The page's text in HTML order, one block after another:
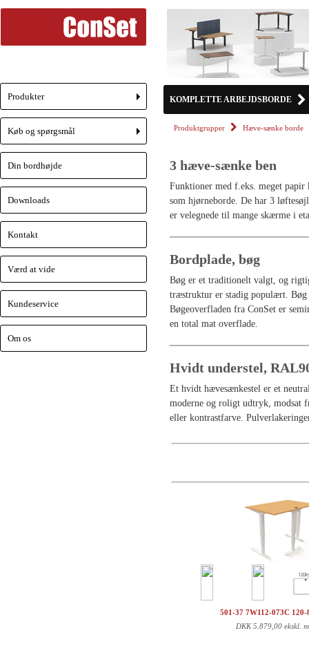
KOMPLETTE ARBEJDSBORDE
Produktgrupper Hæve-sænke borde
3 hæve-sænke ben
Funktioner med f.eks. meget
som hjørneborde. De har 3
er velegnede til mange skærme i
Bordplade, bøg
Bøg er et traditionelt valgt, og
træstruktur er stadig populært. Bøg
Bøgeoverfladen fra ConSet er
en total mat overflade.
Hvidt understel,
Et hvidt hævesænkestel er et
moderne og roligt udtryk, modsat
eller kontrastfarve.
501-37 7W112-073C 120-
DKK5.879,00 ekskl.
+
Produkter
+
Køb og spørgsmål
Din bordhøjde
Downloads
Kontakt
Værd at vide
Kundeservice
Om os